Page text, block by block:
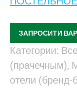
ЗАПРОСИТИ
Категории:
(прачечным),
отели (бренд-